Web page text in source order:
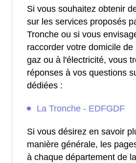
Si vous souhaitez obtenir
sur les services proposés
Tronche ou si vous
raccorder votre domicile de
gaz ou à l'électricité, vous
réponses à vos questions
dédiées :
La Tronche - EDFGDF
Si vous désirez en savoir
manière générale, les
à chaque département de